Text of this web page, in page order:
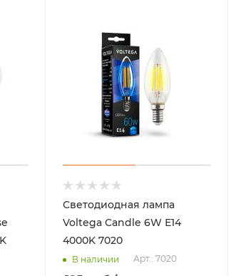
Светодиодная лампа
Voltega Candle 6W Е14
4000K 7020
В наличии Арт.: 7020